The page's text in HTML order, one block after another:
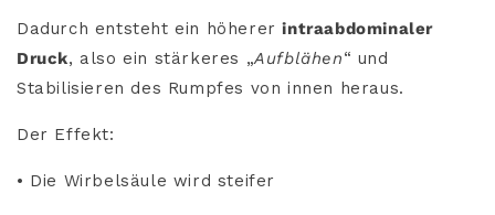
Dadurch entsteht ein höhererintraabdominaler
Druck, also ein stärkeres „Aufblähen“ und
Stabilisieren des Rumpfes von innen heraus.
Der Effekt:
• Die Wirbelsäule wird steifer